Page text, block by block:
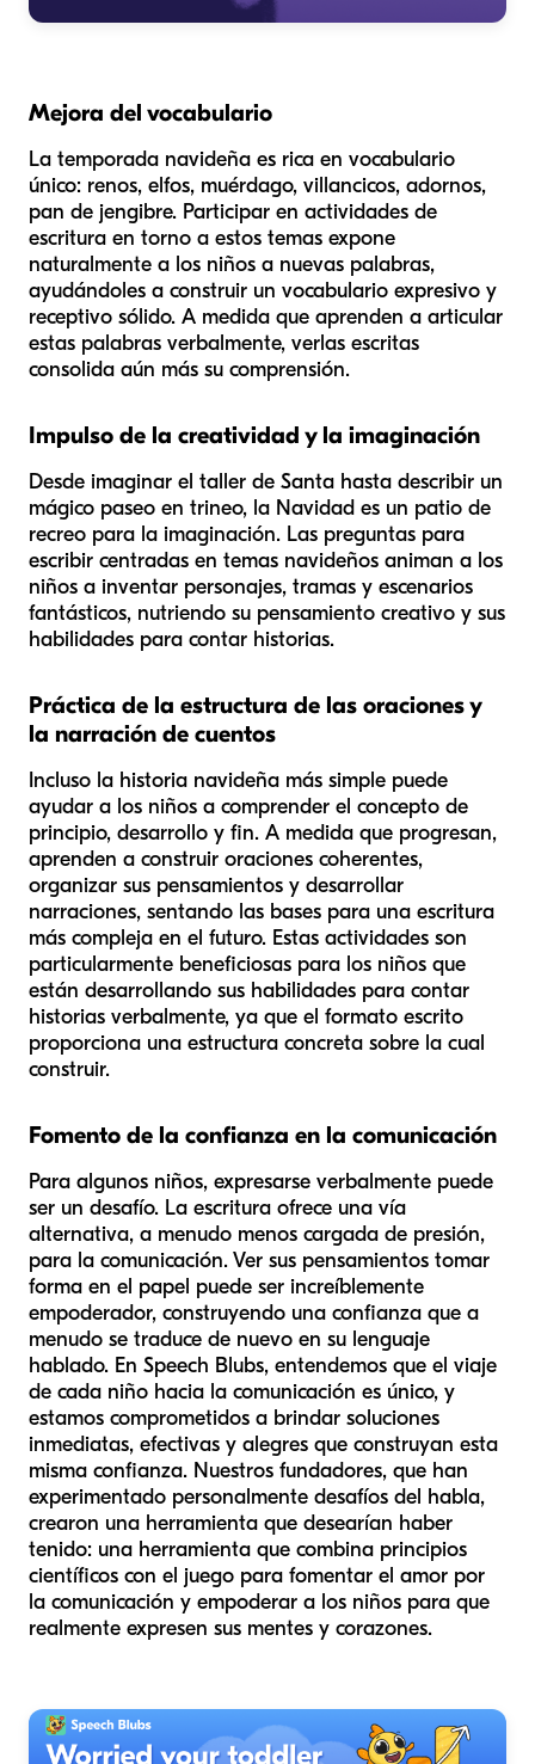
Mejora del vocabulario
La temporada navideña es rica en vocabulario
único: renos, elfos, muérdago, villancicos, adornos,
pan de jengibre. Participar en actividades de
escritura en torno a estos temas expone
naturalmente a los niños a nuevas palabras,
ayudándoles a construir un vocabulario expresivo y
receptivo sólido. A medida que aprenden a articular
estas palabras verbalmente, verlas escritas
consolida aún más su comprensión.
Impulso de la creatividad y la imaginación
Desde imaginar el taller de Santa hasta describir un
mágico paseo en trineo, la Navidad es un patio de
recreo para la imaginación. Las preguntas para
escribir centradas en temas navideños animan a los
niños a inventar personajes, tramas y escenarios
fantásticos, nutriendo su pensamiento creativo y sus
habilidades para contar historias.
Práctica de la estructura de las oraciones y
la narración de cuentos
Incluso la historia navideña más simple puede
ayudar a los niños a comprender el concepto de
principio, desarrollo y fin. A medida que progresan,
aprenden a construir oraciones coherentes,
organizar sus pensamientos y desarrollar
narraciones, sentando las bases para una escritura
más compleja en el futuro. Estas actividades son
particularmente beneficiosas para los niños que
están desarrollando sus habilidades para contar
historias verbalmente, ya que el formato escrito
proporciona una estructura concreta sobre la cual
construir.
Fomento de la confianza en la comunicación
Para algunos niños, expresarse verbalmente puede
ser un desafío. La escritura ofrece una vía
alternativa, a menudo menos cargada de presión,
para la comunicación. Ver sus pensamientos tomar
forma en el papel puede ser increíblemente
empoderador, construyendo una confianza que a
menudo se traduce de nuevo en su lenguaje
hablado. En Speech Blubs, entendemos que el viaje
de cada niño hacia la comunicación es único, y
estamos comprometidos a brindar soluciones
inmediatas, efectivas y alegres que construyan esta
misma confianza. Nuestros fundadores, que han
experimentado personalmente desafíos del habla,
crearon una herramienta que desearían haber
tenido: una herramienta que combina principios
científicos con el juego para fomentar el amor por
la comunicación y empoderar a los niños para que
realmente expresen sus mentes y corazones.